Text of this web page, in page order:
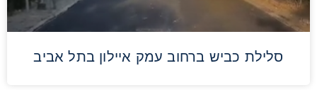
סלילת כביש ברחוב עמק איילון בתל אביב